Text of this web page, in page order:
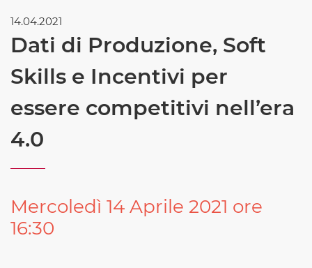
14.04.2021
Dati di Produzione, Soft
Skills e Incentivi per
essere competitivi nell’era
4.0
Mercoledì 14 Aprile 2021 ore
16:30